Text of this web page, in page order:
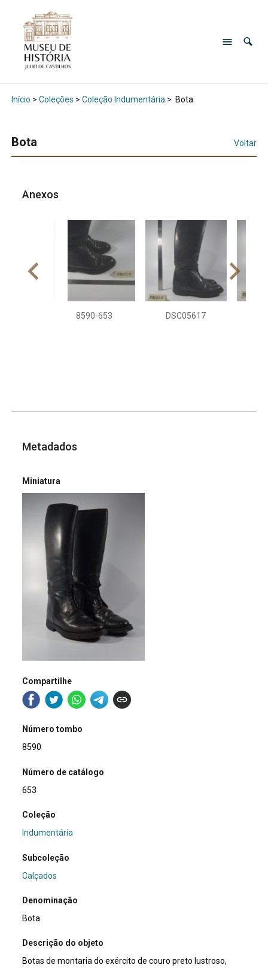
Início > Coleções > Coleção Indumentária > Bota
Bota Voltar
Anexos
8590-653 DSC05617
Metadados
Miniatura
Compartilhe
Número tombo
8590
Número de catálogo
653
Coleção
Indumentária
Subcoleção
Calçados
Denominação
Bota
Descrição do objeto
Botas de montaria do exército de couro preto lustroso,